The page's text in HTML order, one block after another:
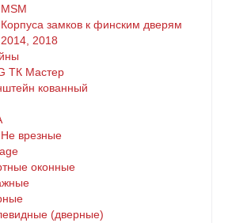
MSM
Корпуса замков к финским дверям
2014, 2018
ТК Мастер
кованный
Не врезные
оконные
(дверные)